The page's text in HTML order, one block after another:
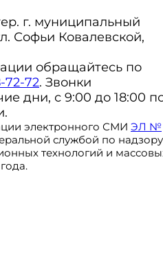
г. муниципальный
Софьи Ковалевской,
обращайтесь по
72-72. Звонки
дни, с 9:00 до 18:00
электронного СМИ ЭЛ №
службой по надзору
технологий и